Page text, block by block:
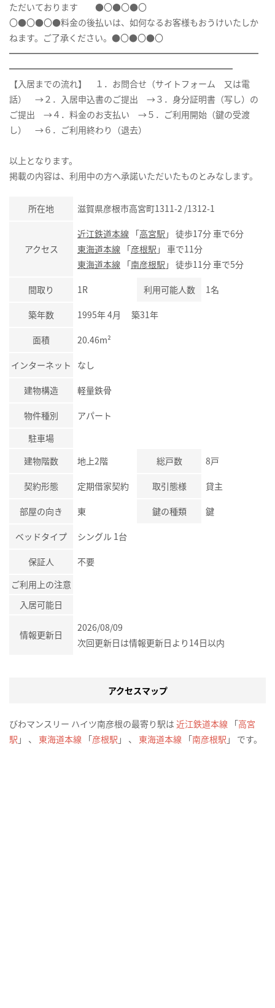
ただいております ●〇●〇●〇
〇●〇●〇●料金の後払いは、如何なるお客様もおうけいたしか
ねます。ご了承ください。●〇●〇●〇
━━━━━━━━━━━━━━━━━━━━━━━━━━━━━
━━━━━━━━━━━━━━━━━━━━━━━━━━
【入居までの流れ】 １．お問合せ（サイトフォーム 又は電
話） →２．入居申込書のご提出 →３．身分証明書（写し）の
ご提出 →４．料金のお支払い →５．ご利用開始（鍵の受渡
し） →６．ご利用終わり（退去）
以上となります。
掲載の内容は、利用中の方へ承諾いただいたものとみなします。
所在地 滋賀県彦根市高宮町1311-2 /1312-1
アクセス
近江鉄道本線 「高宮駅 」 徒歩17分 車で6分
東海道本線 「彦根駅 」 車で11分
東海道本線 「南彦根駅 」 徒歩11分 車で5分
間取り 1R 利用可能人数 1名
築年数 1995年 4月 築31年
面積 20.46m²
インターネット なし
建物構造 軽量鉄骨
物件種別
アパート
駐車場
建物階数
地上2階 総戸数 8戸
契約形態 定期借家契約 取引態様 貸主
部屋の向き 東 鍵の種類 鍵
ベッドタイプ シングル 1台
保証人
不要
ご利用上の注意
入居可能日
情報更新日
2026/08/09
次回更新日は情報更新日より14日以内
アクセスマップ
びわマンスリー ハイツ南彦根の最寄り駅は 近江鉄道本線 「高宮
駅 」 、 東海道本線 「彦根駅 」 、 東海道本線 「南彦根駅 」 です。